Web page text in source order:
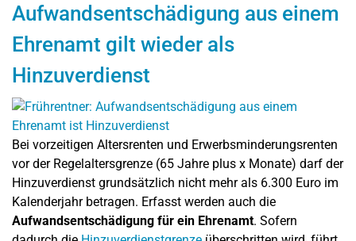
Aufwandsentschädigung aus einem
Ehrenamt gilt wieder als
Hinzuverdienst
Bei vorzeitigen Altersrenten und Erwerbsminderungsrenten
vor der Regelaltersgrenze (65 Jahre plus x Monate) darf der
Hinzuverdienst grundsätzlich nicht mehr als 6.300 Euro im
Kalenderjahr betragen. Erfasst werden auch die
Aufwandsentschädigung für ein Ehrenamt. Sofern